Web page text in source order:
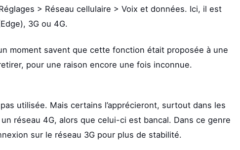
> Réseau cellulaire > Voix et données. Ici, il est
3G ou 4G.
moment savent que cette fonction était proposée à une
pour une raison encore une fois inconnue.
utilisée. Mais certains l’apprécieront, surtout dans les
réseau 4G, alors que celui-ci est bancal. Dans ce genre
sur le réseau 3G pour plus de stabilité.